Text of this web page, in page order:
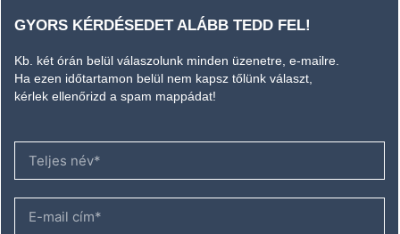
GYORS KÉRDÉSEDET ALÁBB TEDD FEL!
Kb. két órán belül válaszolunk minden üzenetre, e-mailre.
Ha ezen időtartamon belül nem kapsz tőlünk választ,
kérlek ellenőrizd a spam mappádat!